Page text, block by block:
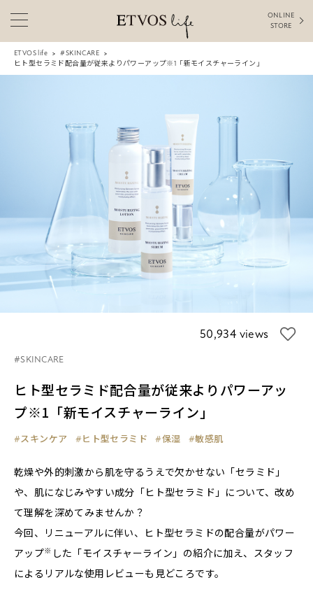
ONLINE
STORE
ETVOS life
#SKINCARE
ヒト型セラミド配合量が従来よりパワーアップ※1「新モイスチャーライン」
50,934 views
#SKINCARE
ヒト型セラミド配合量が従来よりパワーアッ
プ※1「新モイスチャーライン」
#スキンケア #ヒト型セラミド #保湿 #敏感肌
乾燥や外的刺激から肌を守るうえで欠かせない「セラミド」
や、肌になじみやすい成分「ヒト型セラミド」について、改め
て理解を深めてみませんか？
今回、リニューアルに伴い、ヒト型セラミドの配合量がパワー
アップ※ した「モイスチャーライン」の紹介に加え、スタッフ
によるリアルな使用レビューも見どころです。